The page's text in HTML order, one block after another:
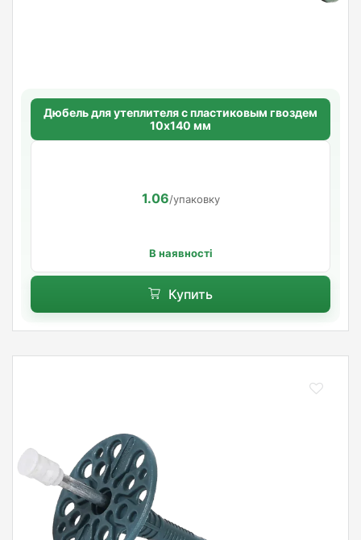
Дюбель для утеплителя с пластиковым гвоздем
10х140 мм
1.06/упаковку
В наявності
Купить